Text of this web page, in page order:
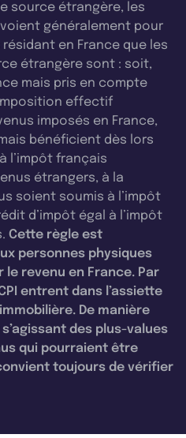
source étrangère, les
généralement pour
en France que les
étrangère sont : soit,
mais pris en compte
effectif
imposés en France,
bénéficient dès lors
l’impôt français
étrangers, à la
soient soumis à l’impôt
d’impôt égal à l’impôt
Cette règle est
personnes physiques
le revenu en France. Par
entrent dans l’assiette
De manière
des plus-values
qui pourraient être
toujours de vérifier